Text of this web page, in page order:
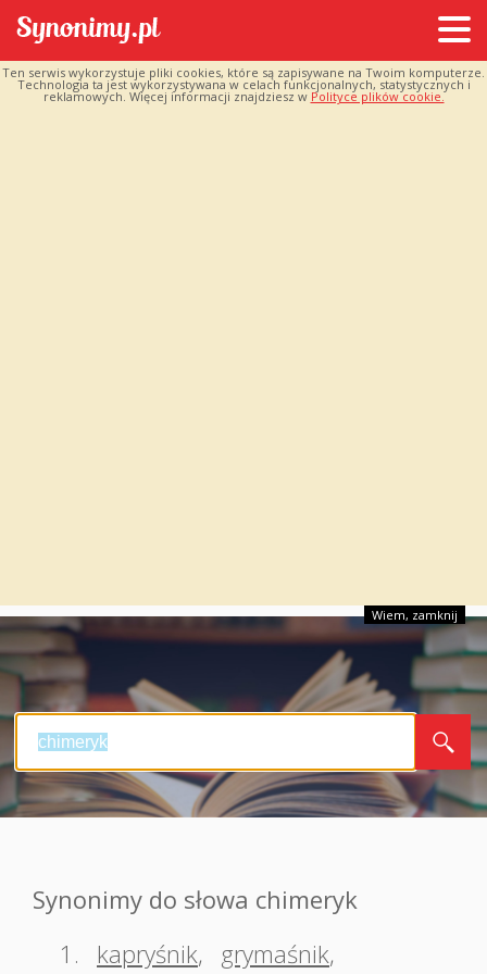
Ten serwis wykorzystuje pliki cookies, które są zapisywane na Twoim komputerze.
Technologia ta jest wykorzystywana w celach funkcjonalnych, statystycznych i
reklamowych. Więcej informacji znajdziesz w Polityce plików cookie.
Wiem, zamknij
Synonimy do słowa chimeryk
1.
kapryśnik, grymaśnik,